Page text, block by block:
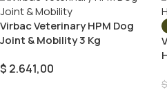
Virbac Veterinary HPM Dog
Joint & Mobility 3 Kg
$ 2.641,00
$